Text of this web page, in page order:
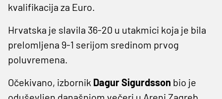
kvalifikacija za Euro.
Hrvatska je slavila 36-20 u utakmici koja je bila
prelomljena 9-1 serijom sredinom prvog
poluvremena.
Očekivano, izbornik Dagur Sigurdsson bio je